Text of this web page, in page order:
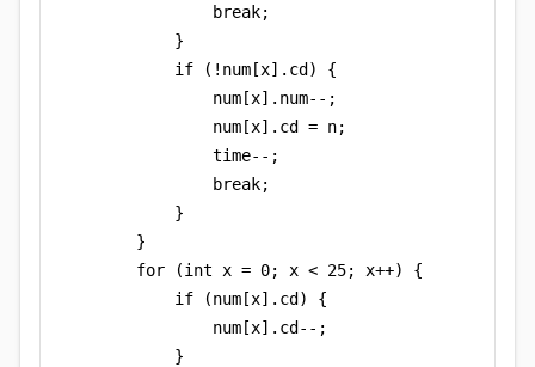
                break;
            }
            if (!num[x].cd) {
                num[x].num--;
                num[x].cd = n;
                time--;
                break;
            }
        }
        for (int x = 0; x < 25; x++) {
            if (num[x].cd) {
                num[x].cd--;
            }